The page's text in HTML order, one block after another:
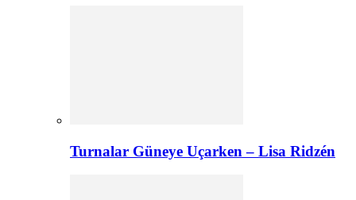
Turnalar Güneye Uçarken – Lisa Ridzén